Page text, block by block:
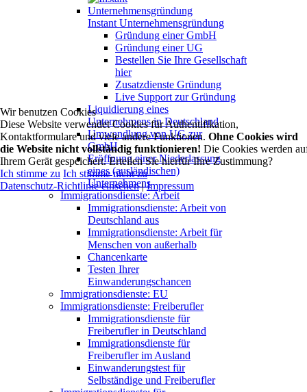
Instant Unternehmensgründung
Gründung einer GmbH
Gründung einer UG
Bestellen Sie Ihre Gesellschaft
hier
Zusatzdienste Gründung
Live Support zur Gründung
Liquidierung eines
Unternehmens in Deutschland
Umwandlung von UG zur
GmbH
Eröffnung einer Niederlassung
eines (ausländischen)
Unternehmens
Immigrationsdienste: Arbeit
Immigrationsdienste: Arbeit von
Deutschland aus
Immigrationsdienste: Arbeit für
Menschen von außerhalb
Chancenkarte
Testen Ihrer
Einwanderungschancen
Immigrationsdienste: EU
Immigrationsdienste: Freiberufler
Immigrationsdienste für
Freiberufler in Deutschland
Immigrationsdienste für
Freiberufler im Ausland
Einwanderungstest für
Selbständige und Freiberufler
Wir benutzen Cookies
Diese Website verwendet Cookies für Authentifikation,
Kontaktformulare und viele andere Funktionen. Ohne Cookies wird
die Website nicht vollständig funktionieren! Die Cookies werden
Ihrem Gerät gespeichert. Erteilen Sie hierfür Ihre Zustimmung?
Ich stimme zu Ich stimme nicht zu
Datenschutz-Richtlinie einsehen|Impressum